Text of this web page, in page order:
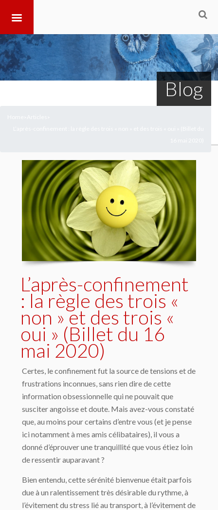
Blog
L’après-confinement
: la règle des trois «
non » et des trois «
oui » (Billet du 16
mai 2020)
Certes, le confinement fut la source de tensions et de
frustrations inconnues, sans rien dire de cette
information obsessionnelle qui ne pouvait que
susciter angoisse et doute. Mais avez-vous constaté
que, au moins pour certains d’entre vous (et je pense
ici notamment à mes amis célibataires), il vous a
donné d’éprouver une tranquillité que vous étiez loin
de ressentir auparavant ?
Bien entendu, cette sérénité bienvenue était parfois
due à un ralentissement très désirable du rythme, à
l’évitement du stress lié au transport, à l’évitement de